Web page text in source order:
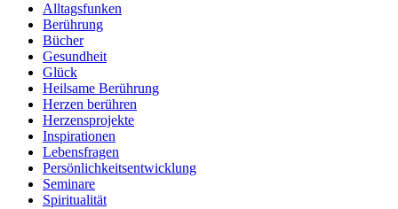
Alltagsfunken
Berührung
Bücher
Gesundheit
Glück
Heilsame Berührung
Herzen berühren
Herzensprojekte
Inspirationen
Lebensfragen
Persönlichkeitsentwicklung
Seminare
Spiritualität